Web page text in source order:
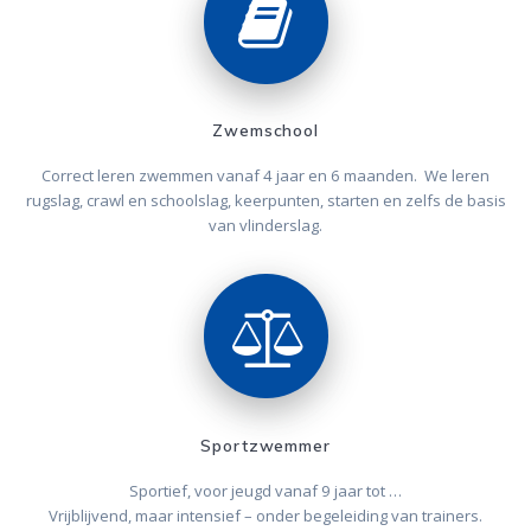
Zwemschool
Correct leren zwemmen vanaf 4 jaar en 6 maanden. We leren
rugslag, crawl en schoolslag, keerpunten, starten en zelfs de basis
van vlinderslag.
Sportzwemmer
Sportief, voor jeugd vanaf 9 jaar tot …
Vrijblijvend, maar intensief – onder begeleiding van trainers.